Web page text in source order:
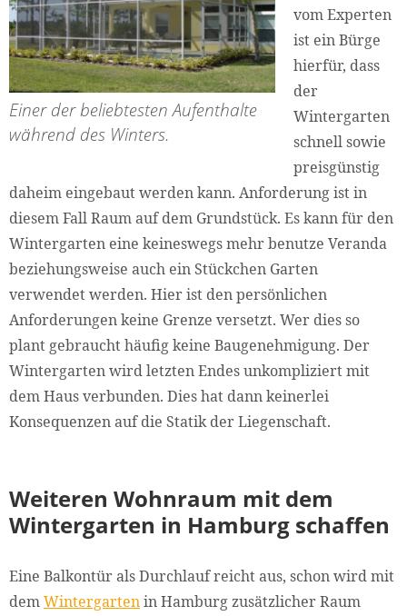
Einer der beliebtesten Aufenthalte
während des Winters.
vom Experten
ist ein Bürge
hierfür, dass
der
Wintergarten
schnell sowie
preisgünstig
daheim eingebaut werden kann. Anforderung ist in
diesem Fall Raum auf dem Grundstück. Es kann für den
Wintergarten eine keineswegs mehr benutze Veranda
beziehungsweise auch ein Stückchen Garten
verwendet werden. Hier ist den persönlichen
Anforderungen keine Grenze versetzt. Wer dies so
plant gebraucht häufig keine Baugenehmigung. Der
Wintergarten wird letzten Endes unkompliziert mit
dem Haus verbunden. Dies hat dann keinerlei
Konsequenzen auf die Statik der Liegenschaft.
Weiteren Wohnraum mit dem
Wintergarten in Hamburg schaffen
Eine Balkontür als Durchlauf reicht aus, schon wird mit
demWintergartenin Hamburg zusätzlicher Raum